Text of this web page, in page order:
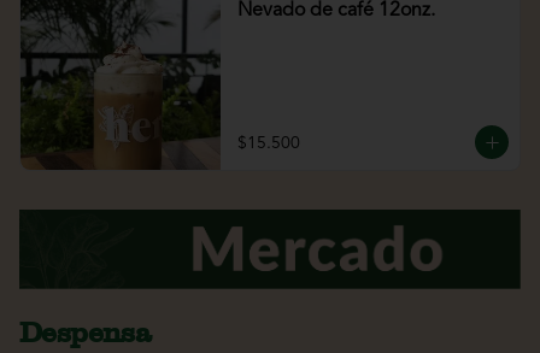
Nevado de café 12onz.
$15.500
Despensa